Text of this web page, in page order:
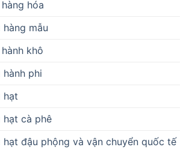
hóa
mẫu
khô
phi
hạt
hạt cà phê
hạt đậu phộng và vận chuyển quốc tế